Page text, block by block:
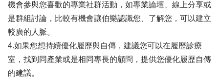
機會參與您喜歡的專業社群活動，如專業論壇、線上分享或
是群組討論，比較有機會讓伯樂認識您、了解您，可以建立
較廣的人脈。
4.如果您想持續優化履歷與自傳，建議您可以在履歷診療
室，找到同產業或是相同專長的顧問，提供您優化履歷自傳
的建議。